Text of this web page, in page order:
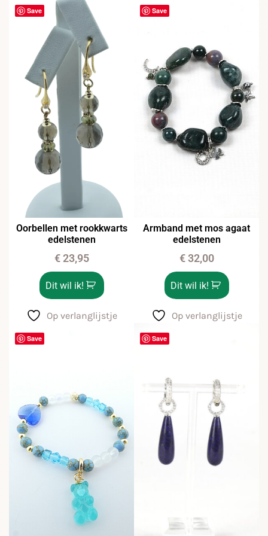
Save
Oorbellen met rookkwarts
edelstenen
€23,95
Dit wil ik!
Op verlanglijstje
Save
Armband met mos agaat
edelstenen
€32,00
Dit wil ik!
Op verlanglijstje
Save Save